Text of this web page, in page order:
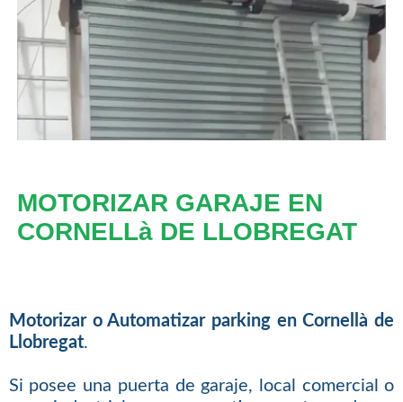
MOTORIZAR GARAJE EN
CORNELLà DE LLOBREGAT
Motorizar o Automatizar parking en Cornellà de
Llobregat.
Si posee una puerta de garaje, local comercial o